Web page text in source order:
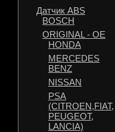
Датчик ABS
BOSCH
ORIGINAL - OE
HONDA
MERCEDES
BENZ
NISSAN
PSA
(CITROEN,FIAT,
PEUGEOT,
LANCIA)